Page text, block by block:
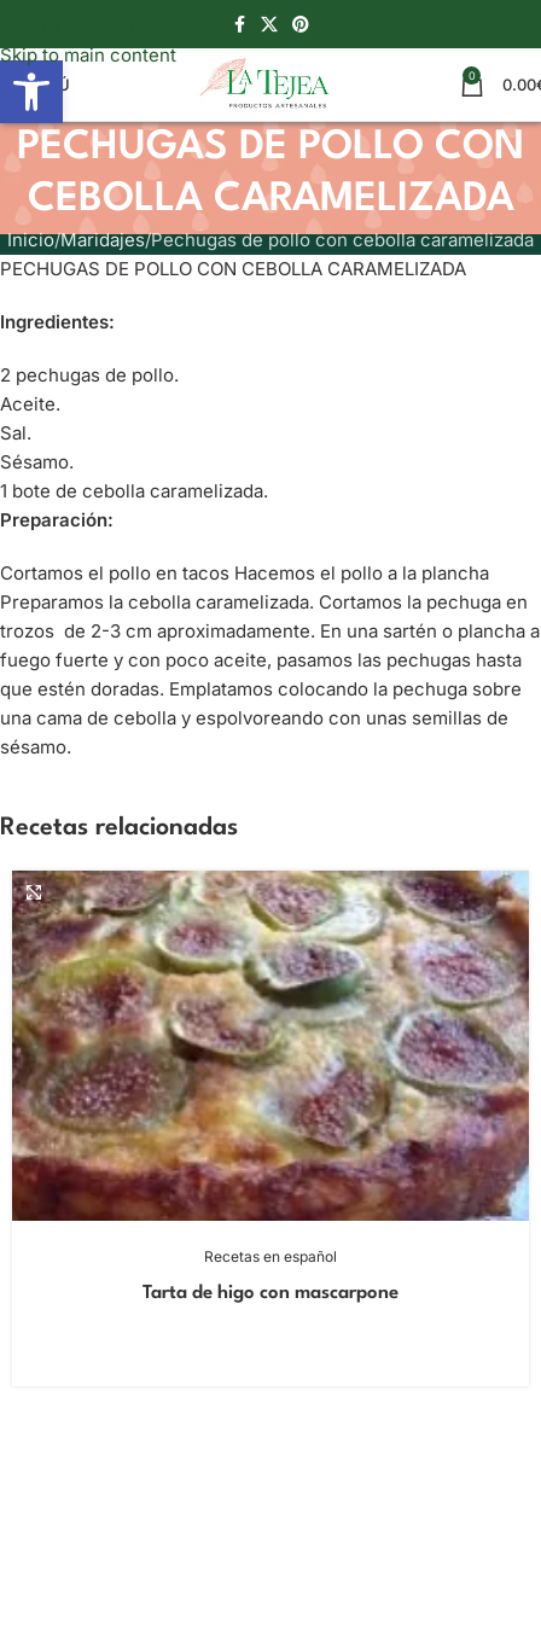
Skip to main content
MENÚ 0 0.00
PECHUGAS DE POLLO CON
CEBOLLA CARAMELIZADA
Inicio Maridajes Pechugas de pollo con cebolla caramelizada
PECHUGAS DE POLLO CON CEBOLLA CARAMELIZADA
Ingredientes:
2 pechugas de pollo.
Aceite.
Sal.
Sésamo.
1 bote de cebolla caramelizada.
Preparación:
Cortamos el pollo en tacos Hacemos el pollo a la plancha
Preparamos la cebolla caramelizada. Cortamos la pechuga en
trozos de 2-3 cm aproximadamente. En una sartén o plancha a
fuego fuerte y con poco aceite, pasamos las pechugas hasta
que estén doradas. Emplatamos colocando la pechuga sobre
una cama de cebolla y espolvoreando con unas semillas de
sésamo.
Recetas relacionadas
Recetas en español
Tarta de higo con mascarpone
Abrir barra de herramientas